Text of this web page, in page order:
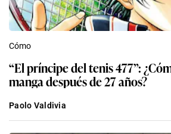
Cómo
“El príncipe del tenis 477”:
manga después de 27 años?
Paolo Valdivia